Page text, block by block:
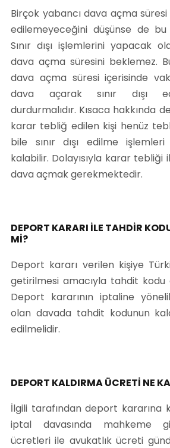
Birçok yabancı dava açma süresi
edilemeyeceğini düşünse de
Sınır dışı işlemlerini yapacak
dava açma süresini beklemez.
dava açma süresi içerisinde
dava açarak sınır dışı
durdurmalıdır. Kısaca hakkında
karar tebliğ edilen kişi henüz
bile sınır dışı edilme
kalabilir. Dolayısıyla karar tebliği
dava açmak gerekmektedir.
DEPORT KARARI İLE TAHDİR
Mİ?
Deport kararı verilen kişiye
getirilmesi amacıyla tahdit kodu
Deport kararının iptaline
olan davada tahdit kodunun
edilmelidir.
DEPORT KALDIRMA ÜCRETİ NE
İlgili tarafından deport kararına
iptal davasında mahkeme
ücretleri ile avukatlık ücreti